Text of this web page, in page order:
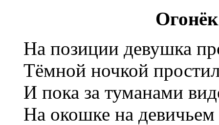
Огонёк
На позиции девушка
Тёмной ночкой
И пока за туманами
На окошке на девичьем